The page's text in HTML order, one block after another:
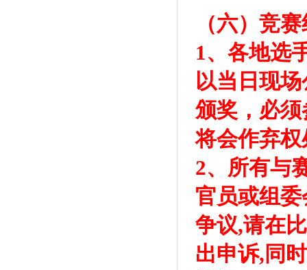
（六）竞
1、各地选
以当日现
颁奖，必
将会作弃
2、所有与
官员或组
争议,请在
出申诉,同